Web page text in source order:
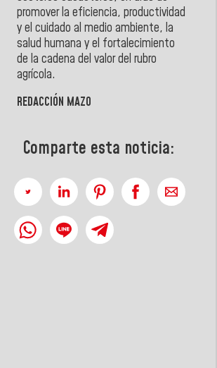
promover la eficiencia, productividad
y el cuidado al medio ambiente, la
salud humana y el fortalecimiento
de la cadena del valor del rubro
agrícola.
REDACCIÓN MAZO
Comparte esta noticia: